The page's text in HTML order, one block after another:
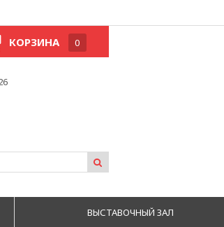
КОРЗИНА 0
ВЫСТАВОЧНЫЙ ЗАЛ